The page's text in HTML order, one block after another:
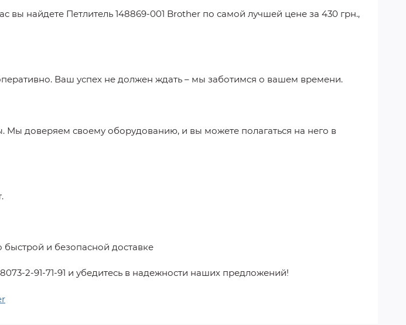
вы найдете Петлитель 148869-001 Brother по самой лучшей цене за 430 грн.,
Ваш успех не должен ждать – мы заботимся о вашем времени.
Мы доверяем своему оборудованию, и вы можете полагаться на него в
и безопасной доставке
2-91-71-91 и убедитесь в надежности наших предложений!